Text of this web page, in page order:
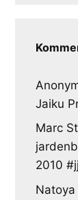
Jaiku
Marc
2010
Natoya